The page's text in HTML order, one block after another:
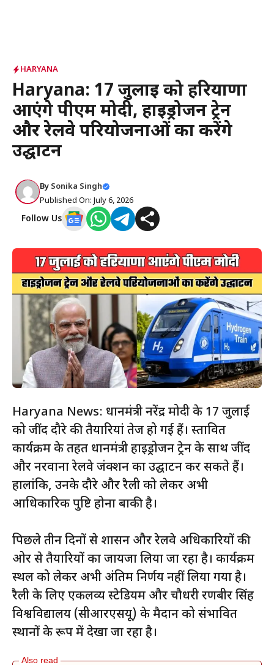
HARYANA
Haryana: 17 जुलाई को हरियाणा
आएंगे पीएम मोदी, हाइड्रोजन ट्रेन
और रेलवे परियोजनाओं का करेंगे
उद्घाटन
By Sonika Singh
Published On: July 6, 2026
Follow Us
Haryana News: प्रधानमंत्री नरेंद्र मोदी के 17 जुलाई
को जींद दौरे की तैयारियां तेज हो गई हैं। प्रस्तावित
कार्यक्रम के तहत प्रधानमंत्री हाइड्रोजन ट्रेन के साथ जींद
और नरवाना रेलवे जंक्शन का उद्घाटन कर सकते हैं।
हालांकि, उनके दौरे और रैली को लेकर अभी
आधिकारिक पुष्टि होना बाकी है।
पिछले तीन दिनों से प्रशासन और रेलवे अधिकारियों की
ओर से तैयारियों का जायजा लिया जा रहा है। कार्यक्रम
स्थल को लेकर अभी अंतिम निर्णय नहीं लिया गया है।
रैली के लिए एकलव्य स्टेडियम और चौधरी रणबीर सिंह
विश्वविद्यालय (सीआरएसयू) के मैदान को संभावित
स्थानों के रूप में देखा जा रहा है।